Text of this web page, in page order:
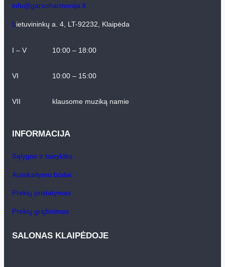
info@garsoharmonija.lt
L ietuvininkų a. 4, LT-92232, Klaipėda
I – V 10:00 – 18:00
VI 10:00 – 15:00
VII klausome muziką namie
INFORMACIJA
Sąlygos ir taisyklės
Atsiskaitymo būdai
Prekių pristatymas
Prekių grąžinimas
SALONAS KLAIPĖDOJE